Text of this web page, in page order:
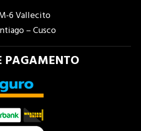
6 Vallecito
– Cusco
PAGAMENTO